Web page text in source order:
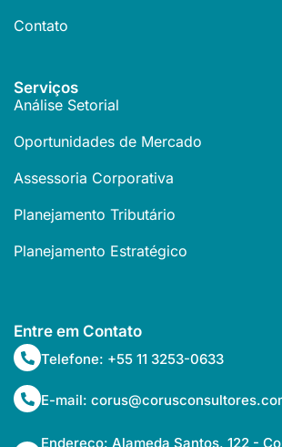
Contato
Serviços
Análise Setorial
Oportunidades de Mercado
Assessoria Corporativa
Planejamento Tributário
Planejamento Estratégico
Entre em Contato
Telefone: +55 11 3253-0633
E-mail:
Endereço: Alameda Santos, 122 -